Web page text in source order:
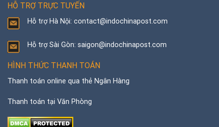
HỖ TRỢ TRỰC TUYẾN
Hỗ trợ Hà Nội: contact@indochinapost.com
Hỗ trợ Sài Gòn: saigon@indochinapost.com
HÌNH THỨC THANH TOÁN
Thanh toán online qua thẻ Ngân Hàng
Thanh toán tại Văn Phòng